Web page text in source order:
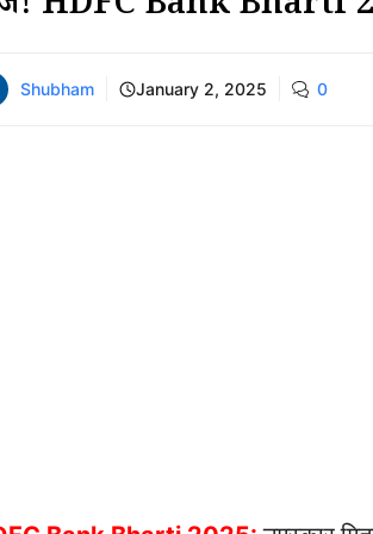
Shubham January 2, 2025 0